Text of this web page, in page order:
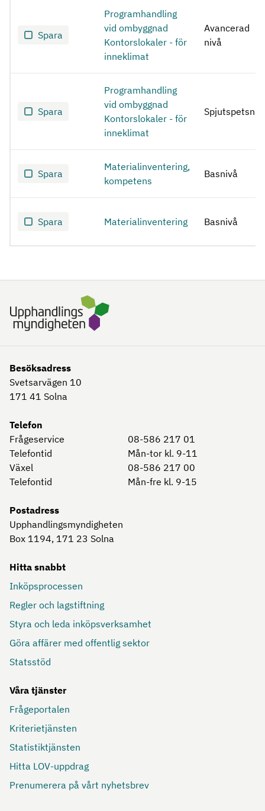
Spara
Programhandling
vid ombyggnad
Kontorslokaler - för
inneklimat
Avancerad
nivå
Spara
Programhandling
vid ombyggnad
Kontorslokaler - för
inneklimat
Spara
Materialinventering,
kompetens
Basnivå
Spara Materialinventering Basnivå
Besöksadress
Svetsarvägen 10
171 41 Solna
Telefon
Frågeservice
08-586 217 01
Telefontid
Mån-tor kl. 9-11
Växel
08-586 217 00
Telefontid
Mån-fre kl. 9-15
Postadress
Upphandlingsmyndigheten
Box 1194, 171 23 Solna
Hitta snabbt
Inköpsprocessen
Regler och lagstiftning
Styra och leda inköpsverksamhet
Göra affärer med offentlig sektor
Statsstöd
Våra tjänster
Frågeportalen
Kriterietjänsten
Statistiktjänsten
Hitta LOV-uppdrag
Prenumerera på vårt nyhetsbrev